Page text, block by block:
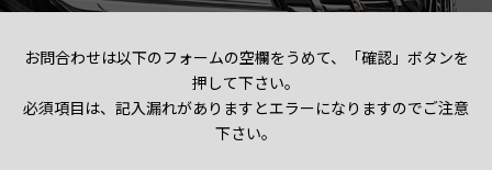
お問合わせは以下のフォームの空欄をうめて、「確認」ボタンを
押して下さい。
必須項目は、記入漏れがありますとエラーになりますのでご注意
下さい。